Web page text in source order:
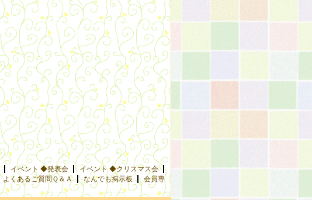
イベント ◆発表会
イベント ◆クリスマス会
よくあるご質問Ｑ＆Ａ なんでも掲示板
会員専